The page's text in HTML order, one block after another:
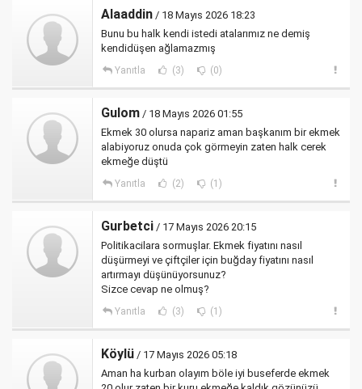
Alaaddin / 18 Mayıs 2026 18:23
Bunu bu halk kendi istedi atalarımız ne demiş
kendidüşen ağlamazmış
Yanıtla (3) (0)
Gulom / 18 Mayıs 2026 01:55
Ekmek 30 olursa napariz aman başkanım bir ekmek
alabiyoruz onuda çok görmeyin zaten halk cerek
ekmeğe düştü
Yanıtla (2) (1)
Gurbetci / 17 Mayıs 2026 20:15
Politikacilara sormuşlar. Ekmek fiyatını nasıl
düşürmeyi ve çiftçiler için buğday fiyatını nasıl
artırmayı düşünüyorsunuz?
Sizce cevap ne olmuş?
Yanıtla (3) (1)
Köylü / 17 Mayıs 2026 05:18
Aman ha kurban olayım böle iyi buseferde ekmek